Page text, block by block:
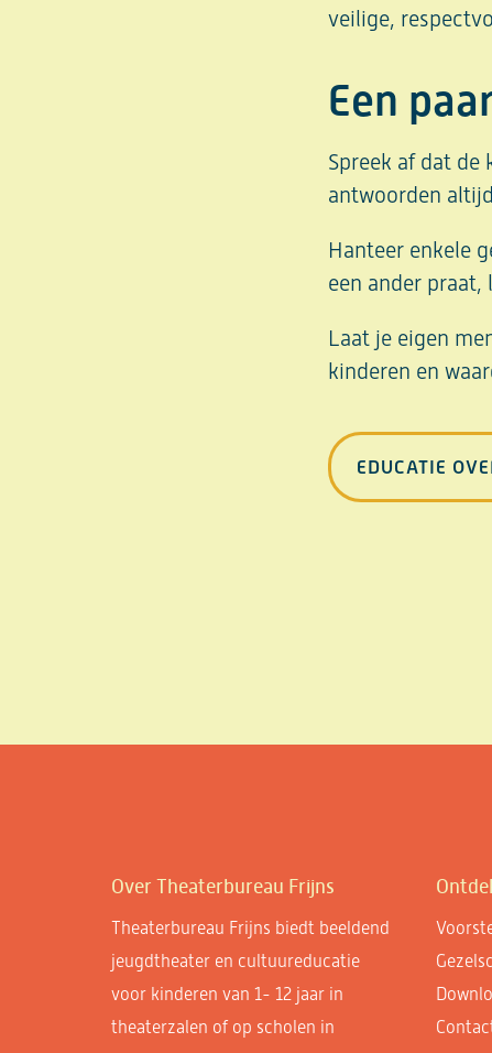
veilige,
Een
Spreek af dat
antwoorden
Hanteer enkele
een ander praat,
Laat je eigen
kinderen en
EDUCATIE
Over Theaterbureau Frijns
Theaterbureau Frijns biedt beeldend
jeugdtheater en cultuureducatie
voor kinderen van 1- 12 jaar in
theaterzalen of op scholen in